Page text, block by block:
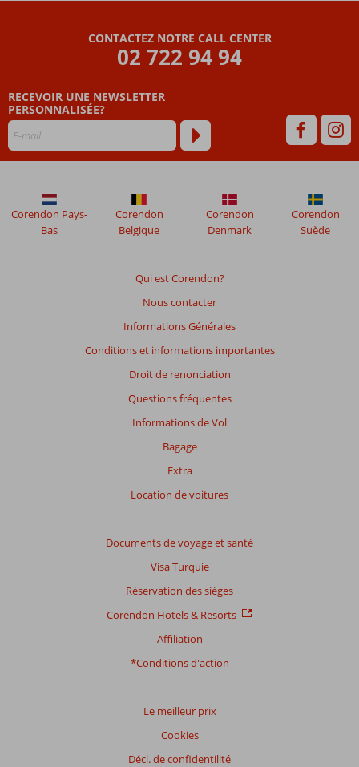
de
plus
mois
sont
plus
affichés
présentés.
CONTACTEZ NOTRE CALL CENTER
02 722 94 94
RECEVOIR UNE NEWSLETTER
PERSONNALISÉE?
Qui est Corendon?
Nous contacter
Informations Générales
Conditions et informations importantes
Droit de renonciation
Questions fréquentes
Informations de Vol
Bagage
Extra
Location de voitures
Documents de voyage et santé
Visa Turquie
Réservation des sièges
Corendon Hotels & Resorts
Affiliation
*Conditions d'action
Le meilleur prix
Cookies
Décl. de confidentilité
Corendon Pays-
Bas
Corendon
Belgique
Corendon
Denmark
Corendon
Suède